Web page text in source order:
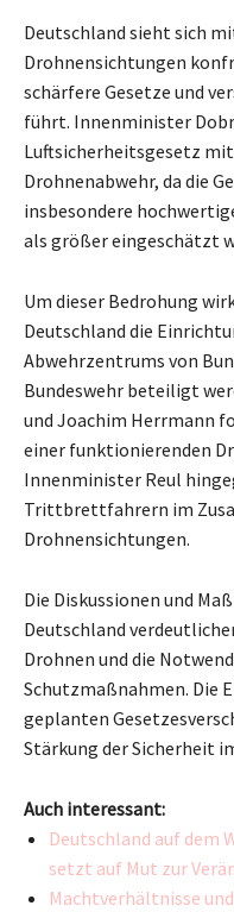
Deutschland sieht sich
Drohnensichtungen
schärfere Gesetze und
führt. Innenminister
Luftsicherheitsgesetz
Drohnenabwehr, da die
insbesondere
als größer eingeschätzt
Um dieser Bedrohung
Deutschland die
Abwehrzentrums von
Bundeswehr beteiligt
und Joachim Herrmann
einer funktionierenden
Innenminister Reul
Trittbrettfahrern im
Drohnensichtungen.
Die Diskussionen und
Deutschland
Drohnen und die
Schutzmaßnahmen. Die
geplanten
Stärkung der Sicherheit
Auch interessant:
Deutschland auf dem
setzt auf Mut zur
Machtverhältnisse